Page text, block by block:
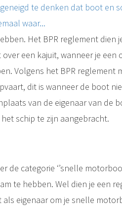
te denken dat boot en
waar...
Het BPR reglement dien
een kajuit, wanneer je
Volgens het BPR reglement
dit is wanneer de boot
van de eigenaar van de
schip te zijn aangebracht.
de categorie ‘’snelle
te hebben. Wel dien je een
eigenaar om je snelle